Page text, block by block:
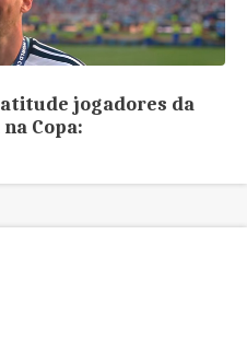
jogadores da
Copa: